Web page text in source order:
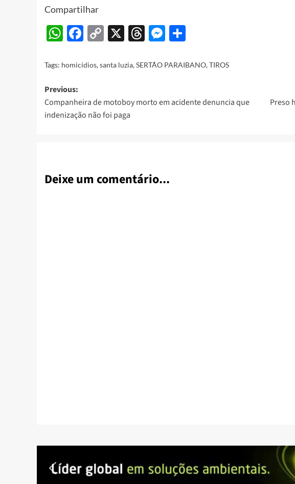
Compartilhar
WhatsApp
Facebook
Copy
X Threads
Messenger
Tags: homicídios,santa luzia,SERTÃO PARAIBANO,TIROS
Post
navigation
Previous:
Companheira de motoboy morto em acidente denuncia que
indenização não foi paga
Preso
Deixe um comentário...